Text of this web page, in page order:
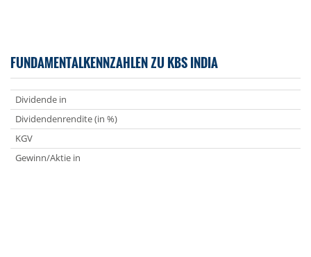
FUNDAMENTALKENNZAHLEN ZU KBS INDIA
Dividende in
Dividendenrendite (in %)
KGV
Gewinn/Aktie in